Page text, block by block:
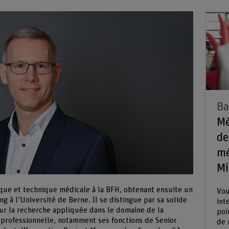
et technique médicale à la BFH, obtenant ensuite un
à l’Université de Berne. Il se distingue par sa solide
la recherche appliquée dans le domaine de la
notamment ses fonctions de Senior
de